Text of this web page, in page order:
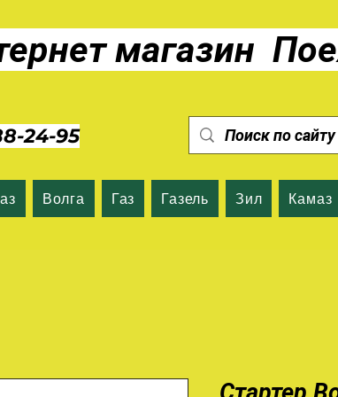
магазин
24-95
Волга Газ Газель Зил Камаз